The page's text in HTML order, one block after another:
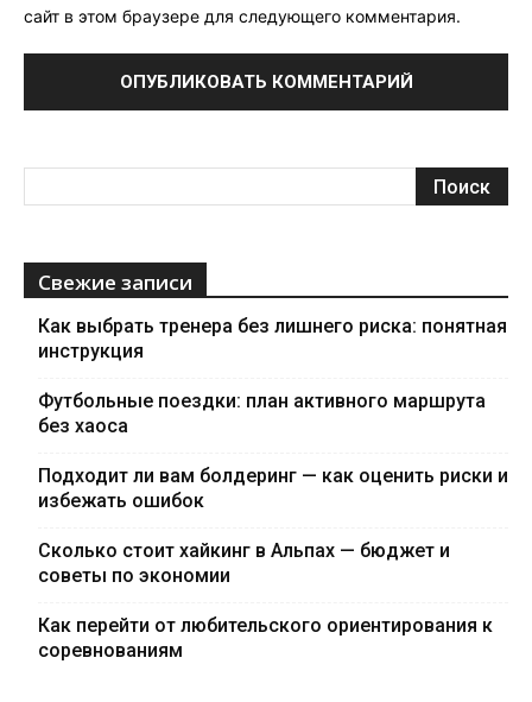
сайт в этом браузере для следующего комментария.
Свежие записи
Как выбрать тренера без лишнего риска: понятная
инструкция
Футбольные поездки: план активного маршрута
без хаоса
Подходит ли вам болдеринг — как оценить риски и
избежать ошибок
Сколько стоит хайкинг в Альпах — бюджет и
советы по экономии
Как перейти от любительского ориентирования к
соревнованиям